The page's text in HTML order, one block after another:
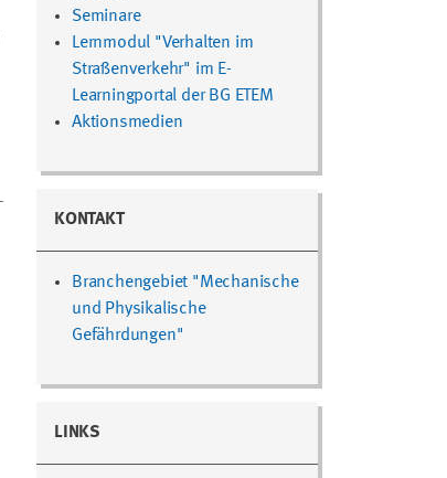
Seminare
Lernmodul "Verhalten im
Straßenverkehr" im E-
Learningportal der BG ETEM
Aktionsmedien
KONTAKT
Branchengebiet "Mechanische
und Physikalische
Gefährdungen"
LINKS